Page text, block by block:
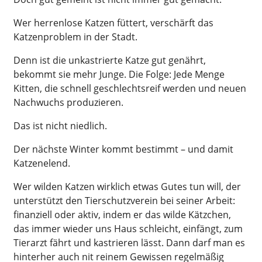
Wer herrenlose Katzen füttert, verschärft das
Katzenproblem in der Stadt.
Denn ist die unkastrierte Katze gut genährt,
bekommt sie mehr Junge. Die Folge: Jede Menge
Kitten, die schnell geschlechtsreif werden und neuen
Nachwuchs produzieren.
Das ist nicht niedlich.
Der nächste Winter kommt bestimmt – und damit
Katzenelend.
Wer wilden Katzen wirklich etwas Gutes tun will, der
unterstützt den Tierschutzverein bei seiner Arbeit:
finanziell oder aktiv, indem er das wilde Kätzchen,
das immer wieder uns Haus schleicht, einfängt, zum
Tierarzt fährt und kastrieren lässt. Dann darf man es
hinterher auch nit reinem Gewissen regelmäßig